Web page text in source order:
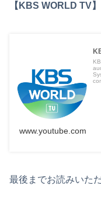
【KBS WORLD TV】
www.youtube.com
最後までお読みいた